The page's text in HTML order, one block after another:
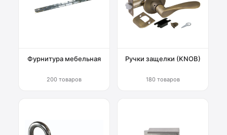
Фурнитура мебельная
200 товаров
Ручки защелки (KNOB)
180 товаров